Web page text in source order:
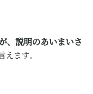
、説明のあいまいさ
えます。